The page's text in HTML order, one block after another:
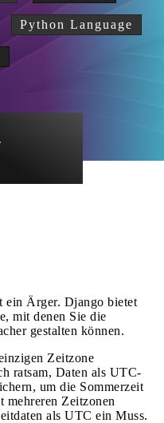
Python Language
ein Ärger. Django bietet
mit denen Sie die
gestalten können.
Zeitzone
ratsam, Daten als UTC-
um die Sommerzeit
mehreren Zeitzonen
als UTC ein Muss.